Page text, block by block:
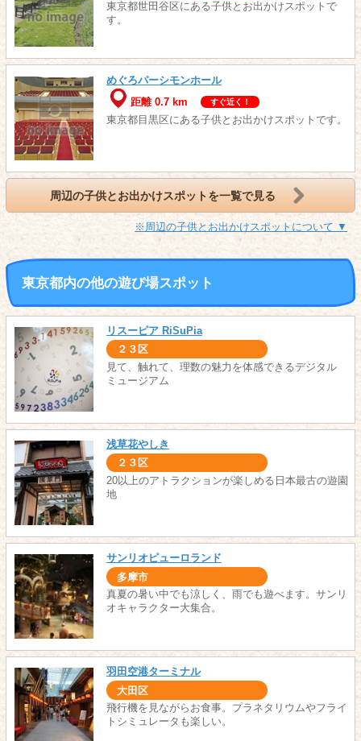
東京都世田谷区にある子供とお出かけスポットで
す。
めぐろパーシモンホール
距離 0.7 km
すぐ近く！
東京都目黒区にある子供とお出かけスポットです。
周辺の子供とお出かけスポットを一覧で見る
※周辺の子供とお出かけスポットについて ▼
東京都内の他の遊び場スポット
リスーピア RiSuPia
２３区
見て、触れて、理数の魅力を体感できるデジタル
ミュージアム
浅草花やしき
２３区
20以上のアトラクションが楽しめる日本最古の遊園
地
サンリオピューロランド
多摩市
真夏の暑い中でも涼しく、雨でも遊べます。サンリ
オキャラクター大集合。
羽田空港ターミナル
大田区
飛行機を見ながらお食事。プラネタリウムやフライ
トシミュレータも楽しい。